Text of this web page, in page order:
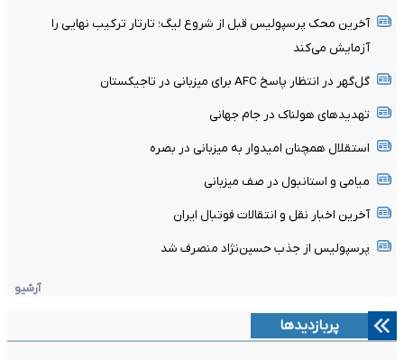
آخرین محک پرسپولیس قبل از شروع لیگ؛ تارتار ترکیب نهایی را
آزمایش می‌کند
گل‌گهر در انتظار پاسخ AFC برای میزبانی در تاجیکستان
تهدیدهای هولناک در جام جهانی
استقلال همچنان امیدوار به میزبانی در بصره
میامی و استانبول در صف میزبانی
آخرین اخبار نقل و انتقالات فوتبال ایران
پرسپولیس از جذب حسین‌نژاد منصرف شد
آرشیو
پربازدیدها